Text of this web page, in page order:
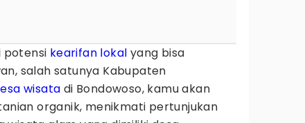
potensi kearifan lokal yang bisa
salah satunya Kabupaten
wisata di Bondowoso, kamu akan
organik, menikmati pertunjukan